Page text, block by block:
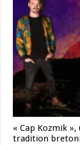
« Cap Kozmik
tradition